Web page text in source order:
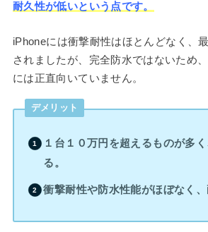
耐久性が低いという点です。
iPhoneには衝撃耐性はほとんどなく、
されましたが、完全防水ではないため
には正直向いていません。
デメリット
１台１０万円を超えるものが多
る。
衝撃耐性や防水性能がほぼなく、